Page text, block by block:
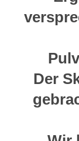
Der